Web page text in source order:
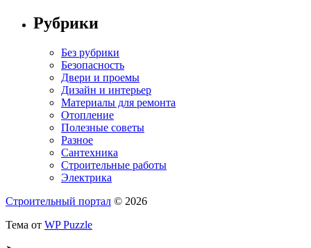
Рубрики
Без рубрики
Безопасность
Двери и проемы
Дизайн и интерьер
Материалы для ремонта
Отопление
Полезные советы
Разное
Сантехника
Строительные работы
Электрика
Строительный портал © 2026
Тема от WP Puzzle